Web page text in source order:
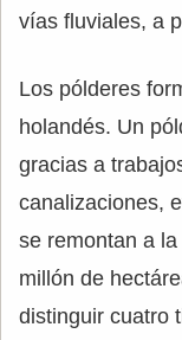
vías fluviales, a
Los pólderes
holandés. Un
gracias a
canalizaciones,
se remontan a
millón de
distinguir cuatro